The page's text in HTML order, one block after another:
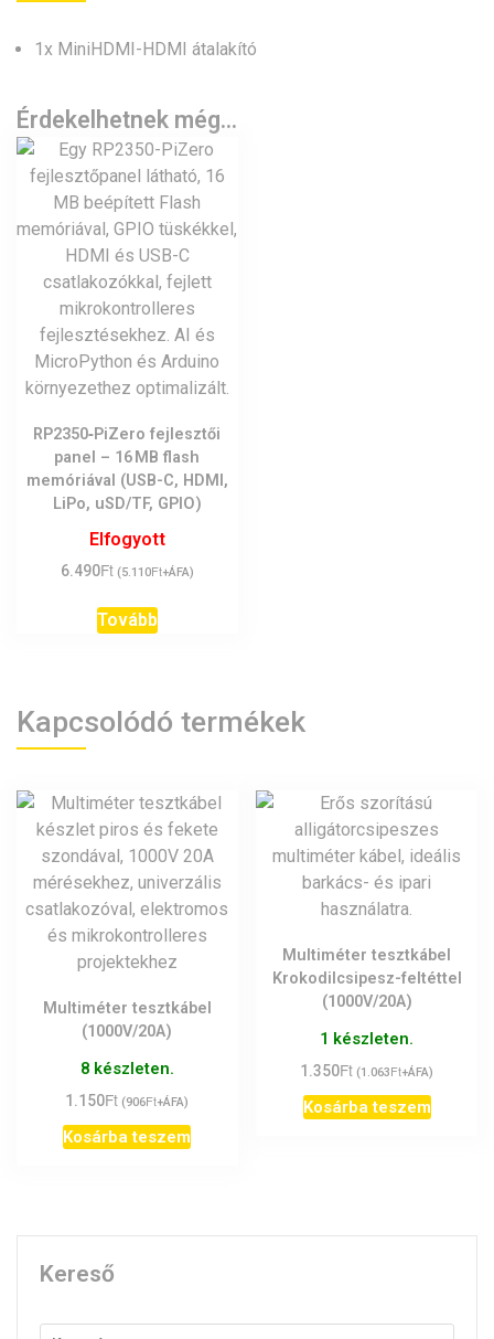
1x MiniHDMI-HDMI átalakító
Érdekelhetnek még…
RP2350‑PiZero fejlesztői
panel – 16 MB flash
memóriával (USB-C, HDMI,
LiPo, uSD/TF, GPIO)
Elfogyott
6.490Ft (5.110Ft+ÁFA)
Tovább
Kapcsolódó termékek
Multiméter tesztkábel
(1000V/20A)
8 készleten.
1.150Ft (906Ft+ÁFA)
Kosárba teszem
Multiméter tesztkábel
Krokodilcsipesz-feltéttel
(1000V/20A)
1 készleten.
1.350Ft (1.063Ft+ÁFA)
Kosárba teszem
Kereső